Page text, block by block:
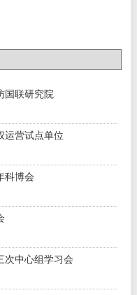
国联研究院
运营试点单位
科博会
次中心组学习会